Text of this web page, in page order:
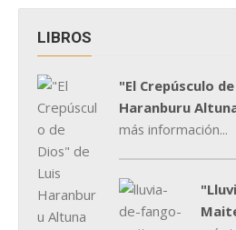
LIBROS
"El Crepúsculo
Haranburu
más información...